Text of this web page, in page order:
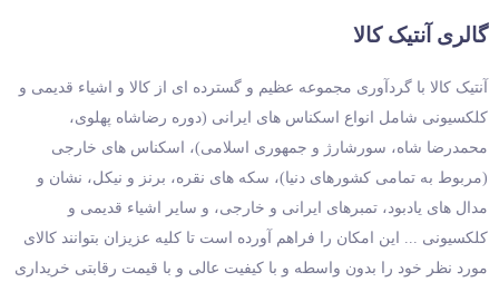
گالری آنتیک کالا
آنتیک کالا با گردآوری مجموعه عظیم و گسترده ای از کالا و اشیاء قدیمی و
کلکسیونی شامل انواع اسکناس های ایرانی (دوره رضاشاه پهلوی،
محمدرضا شاه، سورشارژ و جمهوری اسلامی)، اسکناس های خارجی
(مربوط به تمامی کشورهای دنیا)، سکه های نقره، برنز و نیکل، نشان و
مدال های یادبود، تمبرهای ایرانی و خارجی، و سایر اشیاء قدیمی و
کلکسیونی ... این امکان را فراهم آورده است تا کلیه عزیزان بتوانند کالای
مورد نظر خود را بدون واسطه و با کیفیت عالی و با قیمت رقابتی خریداری